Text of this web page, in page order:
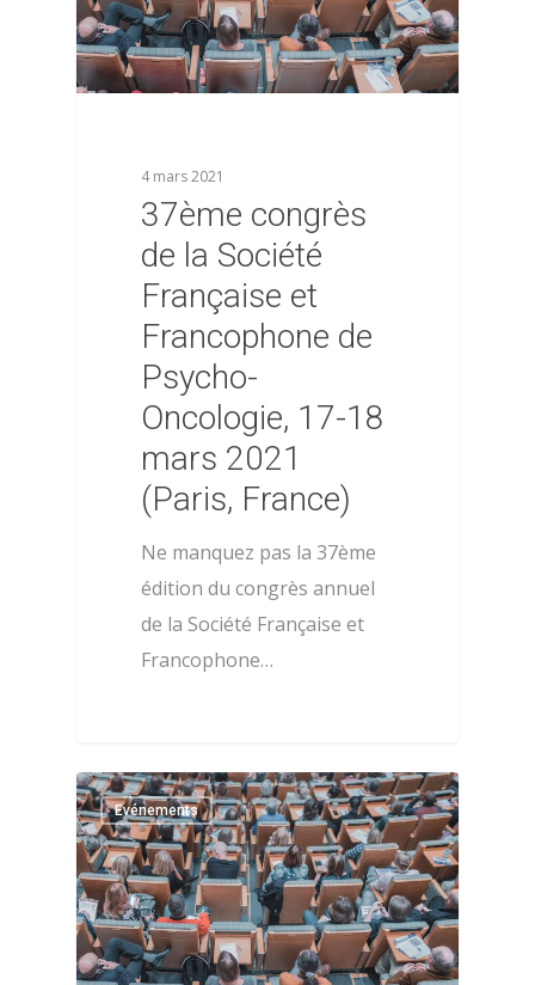
4 mars 2021
37ème congrès
de la Société
Française et
Francophone de
Psycho-
Oncologie, 17-18
mars 2021
(Paris, France)
Ne manquez pas la 37ème
édition du congrès annuel
de la Société Française et
Francophone…
Evénements
0